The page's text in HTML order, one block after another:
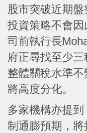
股市突破近期
投資策略不會
司前執行長
府正尋找至少
整體關稅水準
將高度分化。
多家機構亦提
制通膨預期，